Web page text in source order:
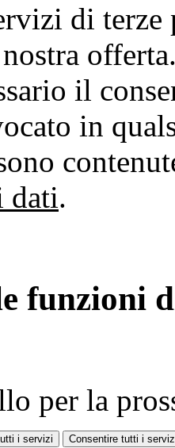
di terze
il
in
dati.
funzioni
per la
i servizi Consentire tutti i